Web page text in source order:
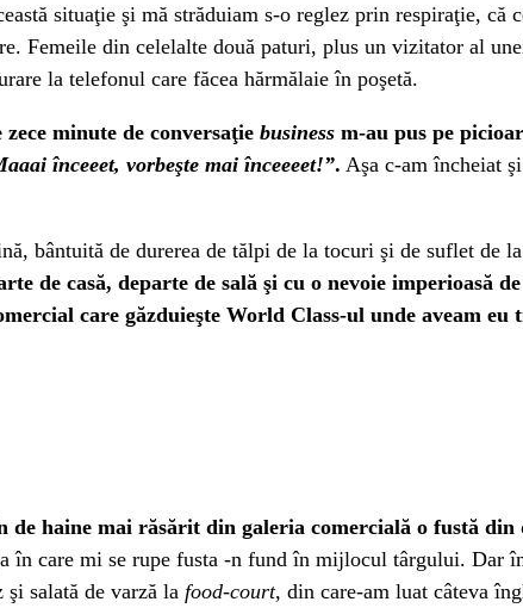
situaţie şi mă străduiam s-o reglez prin respiraţie,
Femeile din celelalte două paturi, plus un vizitator al
la telefonul care făcea hărmălaie în poşetă.
minute de conversaţie business m-au pus pe
înceeet, vorbeşte mai înceeeet!”. Aşa c-am încheiat
bântuită de durerea de tălpi de la tocuri şi de suflet de
de casă, departe de sală şi cu o nevoie imperioasă
care găzduieşte World Class-ul unde aveam
haine mai răsărit din galeria comercială o fustă din
în care mi se rupe fusta -n fund în mijlocul târgului. Dar
salată de varză la food-court, din care-am luat câteva